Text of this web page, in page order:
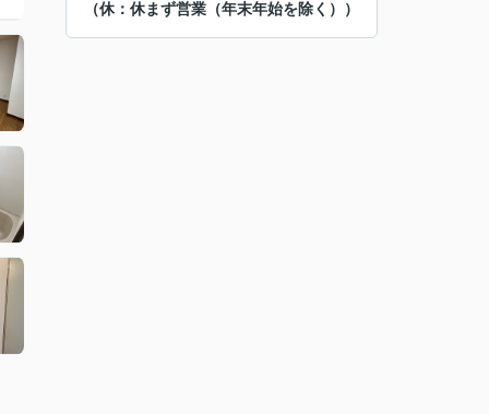
（休：休まず営業（年末年始を除く））